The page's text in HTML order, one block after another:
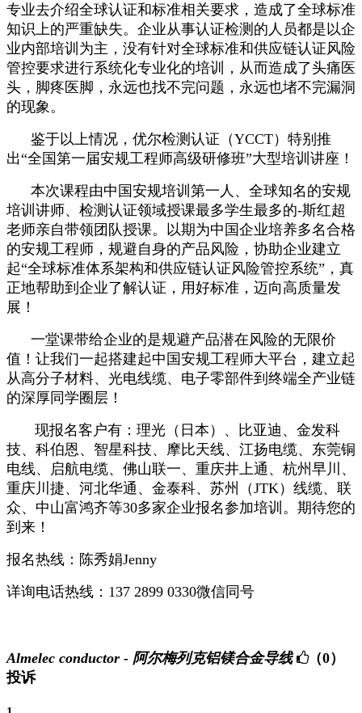
专业去介绍全球认证和标准相关要求，造成了全球标准
知识上的严重缺失。企业从事认证检测的人员都是以企
业内部培训为主，没有针对全球标准和供应链认证风险
管控要求进行系统化专业化的培训，从而造成了头痛医
头，脚疼医脚，永远也找不完问题，永远也堵不完漏洞
的现象。
鉴于以上情况，优尔检测认证（YCCT）特别推
出“全国第一届安规工程师高级研修班”大型培训讲座！
本次课程由中国安规培训第一人、全球知名的安规
培训讲师、检测认证领域授课最多学生最多的-斯红超
老师亲自带领团队授课。以期为中国企业培养多名合格
的安规工程师，规避自身的产品风险，协助企业建立
起“全球标准体系架构和供应链认证风险管控系统”，真
正地帮助到企业了解认证，用好标准，迈向高质量发
展！
一堂课带给企业的是规避产品潜在风险的无限价
值！让我们一起搭建起中国安规工程师大平台，建立起
从高分子材料、光电线缆、电子零部件到终端全产业链
的深厚同学圈层！
现报名客户有：理光（日本）、比亚迪、金发科
技、科伯恩、智星科技、摩比天线、江扬电缆、东莞铜
电线、启航电缆、佛山联一、重庆井上通、杭州早川、
重庆川捷、河北华通、金泰科、苏州（JTK）线缆、联
众、中山富鸿齐等30多家企业报名参加培训。期待您的
到来！
报名热线：陈秀娟Jenny
详询电话热线：137 2899 0330微信同号
Almelec conductor - 阿尔梅列克铝镁合金导线
（0）
投诉